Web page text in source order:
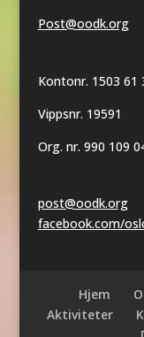
Post@oodk.org
Kontonr. 1503 61
Vippsnr. 19591
Org. nr. 990 109
post@oodk.org
facebook.com/
Hjem
Aktiviteter